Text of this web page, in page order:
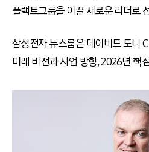
플랙트그룹을 이끌 새로운 리더로
삼성전자 뉴스룸은 데이비드 도니
미래 비전과 사업 방향, 2026년 핵